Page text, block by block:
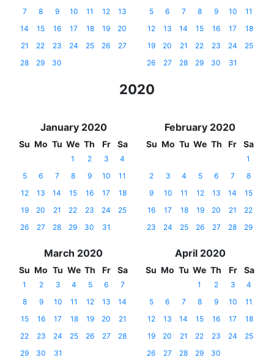
7
8 9 10 11 12
13
14
15 16 17 18 19
20
21
22 23 24 25 26
27
28
29 30
5
6 7 8 9 10
11
12
13 14 15 16 17
18
19
20 21 22 23 24
25
26
27 28 29 30 31
2020
January 2020
Su Mo Tu We Th Fr Sa
1 2 3
4
5
6 7 8 9 10
11
12
13 14 15 16 17
18
19
20 21 22 23 24
25
26
27 28 29 30 31
February 2020
Su Mo Tu We Th Fr Sa
1
2
3 4 5 6 7
8
9
10 11 12 13 14
15
16
17 18 19 20 21
22
23
24 25 26 27 28 29
March 2020
Su Mo Tu We Th Fr Sa
1 2 3 4 5 6
7
8
9 10 11 12 13
14
15
16 17 18 19 20
21
22
23 24 25 26 27
28
29
30 31
April 2020
Su Mo Tu We Th Fr Sa
1 2 3
4
5
6 7 8 9 10
11
12
13 14 15 16 17
18
19
20 21 22 23 24
25
26
27 28 29 30